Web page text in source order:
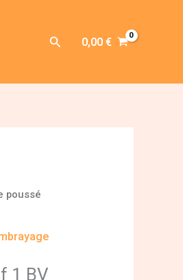
Rechercher
0,00 €
poussé
1 BV